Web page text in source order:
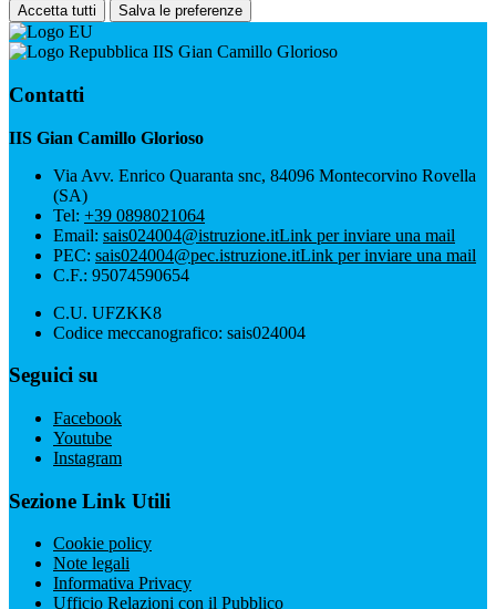
Accetta tutti Salva le preferenze
IIS Gian Camillo Glorioso
Contatti
IIS Gian Camillo Glorioso
Via Avv. Enrico Quaranta snc, 84096 Montecorvino Rovella
(SA)
Tel: +39 0898021064
Email: sais024004@istruzione.itLink per inviare una mail
PEC: sais024004@pec.istruzione.itLink per inviare una mail
C.F.: 95074590654
C.U. UFZKK8
Codice meccanografico: sais024004
Seguici su
Facebook
Youtube
Instagram
Sezione Link Utili
Cookie policy
Note legali
Informativa Privacy
Ufficio Relazioni con il Pubblico